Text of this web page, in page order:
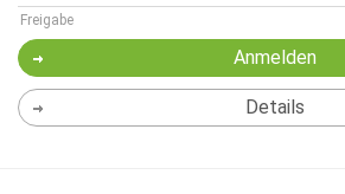
Freigabe
Anmelden
Details